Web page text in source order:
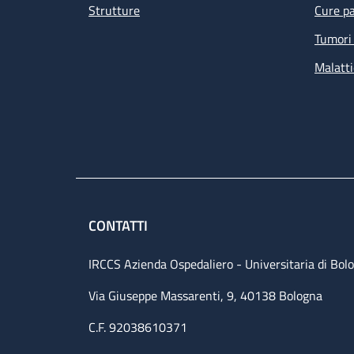
Strutture
Cure
CONTATTI
IRCCS Azienda Ospedaliero - Universitaria di
Via Giuseppe Massarenti, 9, 40138 Bologna
C.F. 92038610371